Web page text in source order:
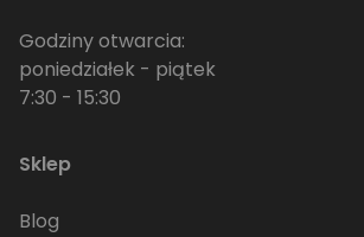
Godziny otwarcia:
poniedziałek - piątek
7:30 - 15:30
Sklep
Blog